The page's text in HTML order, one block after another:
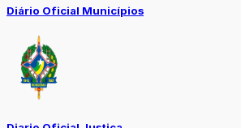
Diário Oficial Municípios